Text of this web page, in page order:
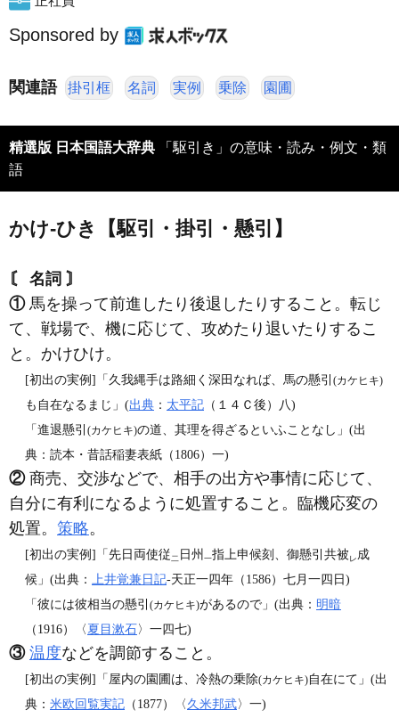
Sponsored by
関連語 掛引框 名詞 実例 乗除 園圃
精選版 日本国語大辞典
語
かけ‐ひき【駆引・掛引・懸引】
〘 名詞 〙
①馬を操って前進したり後退したりすること。転じ
て、戦場で、機に応じて、攻めたり退いたりするこ
と。かけひけ。
[初出の実例]「久我縄手は路細く深田なれば、馬の懸引 (カケヒキ)
も自在なるまじ」(出典 ： 太平記 （１４Ｃ後）八)
「進退懸引 (カケヒキ)の道、其理を得ざるといふことなし」(出
典：読本・昔話稲妻表紙（1806）一)
②商売、交渉などで、相手の出方や事情に応じて、
自分に有利になるように処置すること。臨機応変の
処置。 策略。
[初出の実例]「先日両使従二 日州 一指上申候刻、御懸引共被 レ 成
候」(出典：
上井覚兼日記‐天正一四年（1586）七月一四日)
「彼には彼相当の懸引 (カケヒキ)があるので」(出典： 明暗
（1916）〈夏目漱石〉一四七)
③ 温度などを調節すること。
[初出の実例]「屋内の園圃は、冷熱の乗除(カケヒキ)自在にて」(出
典： 米欧回覧実記 （1877）〈久米邦武〉一)